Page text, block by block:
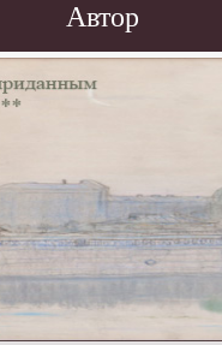
Автор